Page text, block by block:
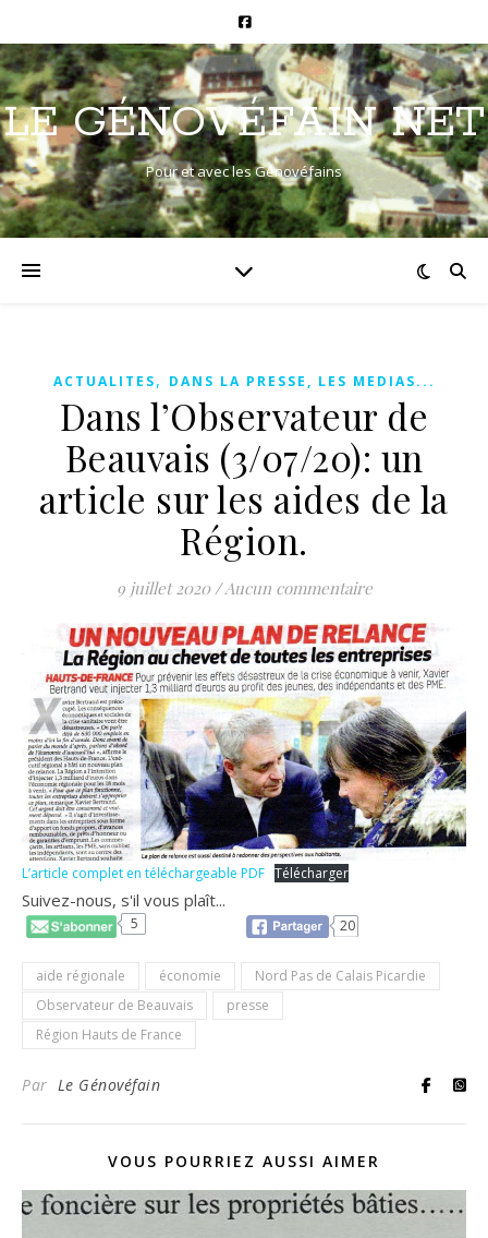
LE GÉNOVÉFAIN NET
Pour et avec les Génovéfains
ACTUALITES, DANS LA PRESSE, LES MEDIAS...
Dans l’Observateur de
Beauvais (3/07/20): un
article sur les aides de la
Région.
9 juillet 2020 /Aucun commentaire
L’article complet en téléchargeable PDF Télécharger
Suivez-nous, s'il vous plaît...
5 20
aide régionale économie
Nord Pas de Calais Picardie
Observateur de Beauvais
presse
Région Hauts de France
Par Le Génovéfain
VOUS POURRIEZ AUSSI AIMER